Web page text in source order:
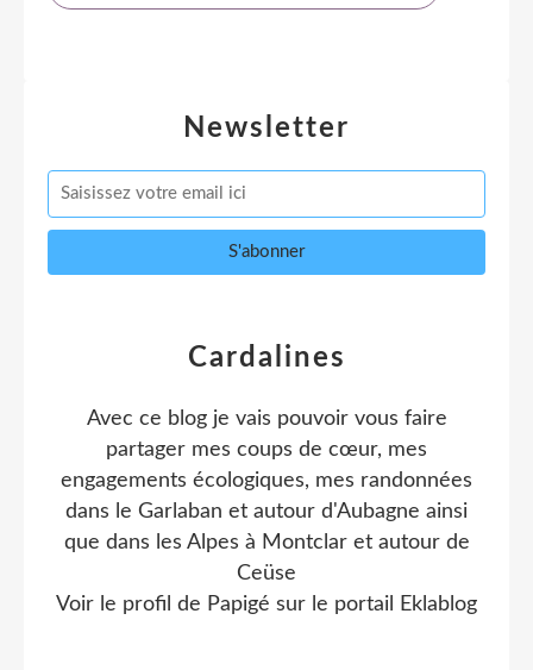
Newsletter
Cardalines
Avec ce blog je vais pouvoir vous faire
partager mes coups de cœur, mes
engagements écologiques, mes randonnées
dans le Garlaban et autour d'Aubagne ainsi
que dans les Alpes à Montclar et autour de
Ceüse
Voir le profil de Papigé sur le portail Eklablog